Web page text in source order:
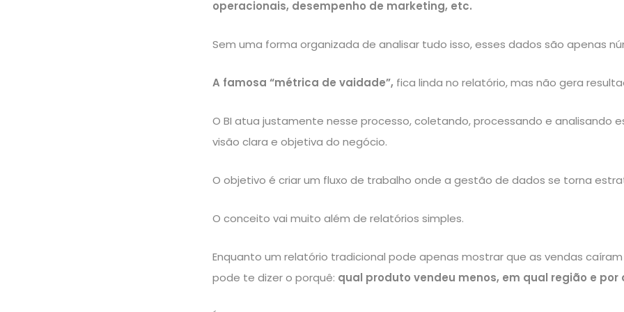
operacionais, desempenho de marketing, etc.
Sem uma forma organizada de analisar tudo isso, esses dados são apenas
A famosa “métrica de vaidade”, fica linda no relatório, mas não gera
O BI atua justamente nesse processo, coletando, processando e
visão clara e objetiva do negócio.
O objetivo é criar um fluxo de trabalho onde a gestão de dados se torna
O conceito vai muito além de relatórios simples.
Enquanto um relatório tradicional pode apenas mostrar que as vendas
pode te dizer o porquê: qual produto vendeu menos, em qual região e